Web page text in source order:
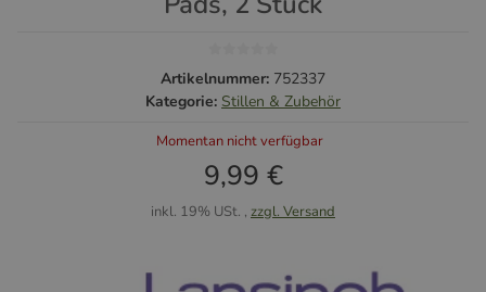
Artikelnummer: 752337
Kategorie: Stillen & Zubehör
Momentan nicht verfügbar
9,99 €
inkl. 19% USt. , zzgl. Versand